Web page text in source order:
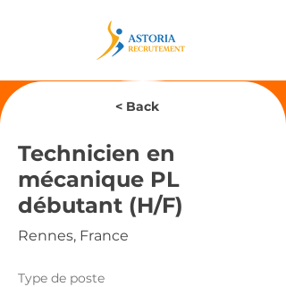
< Back
Technicien en
mécanique PL
débutant (H/F)
Rennes, France
Type de poste